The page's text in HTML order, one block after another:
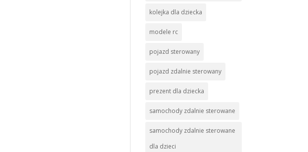
kolejka dla dziecka
modele rc
pojazd sterowany
pojazd zdalnie sterowany
prezent dla dziecka
samochody zdalnie sterowane
samochody zdalnie sterowane
dla dzieci